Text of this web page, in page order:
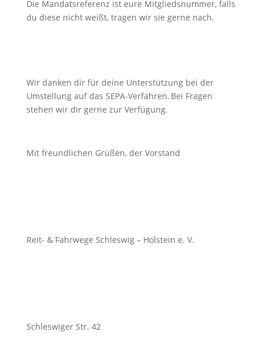
Die Mandatsreferenz ist eure Mitgliedsnummer, falls
du diese nicht weißt, tragen wir sie gerne nach.
Wir danken dir für deine Unterstützung bei der
Umstellung auf das SEPA-Verfahren. Bei Fragen
stehen wir dir gerne zur Verfügung.
Mit freundlichen Grüßen, der Vorstand
Reit- & Fahrwege Schleswig – Holstein e. V.
Schleswiger Str. 42